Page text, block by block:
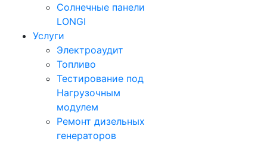
Солнечные панели
LONGI
Услуги
Электроаудит
Топливо
Тестирование под
Нагрузочным
модулем
Ремонт дизельных
генераторов